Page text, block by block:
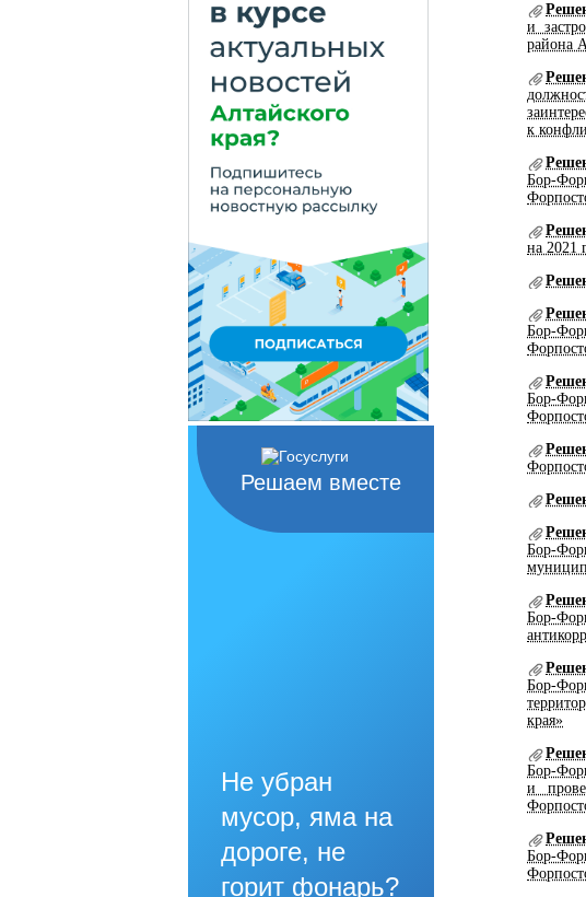
Решаем вместе
Не убран
мусор, яма на
дороге, не
горит фонарь?
и
района
к
Бор-
на 2021
Бор-
Бор-
Бор-
Бор-
Бор-
края»
Бор-
и
Бор-